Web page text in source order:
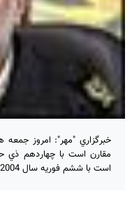
است با ششم فوريه سال 2004 ميلادي